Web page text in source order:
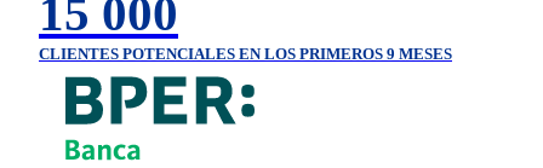
15 000
CLIENTES POTENCIALES EN LOS PRIMEROS 9 MESES